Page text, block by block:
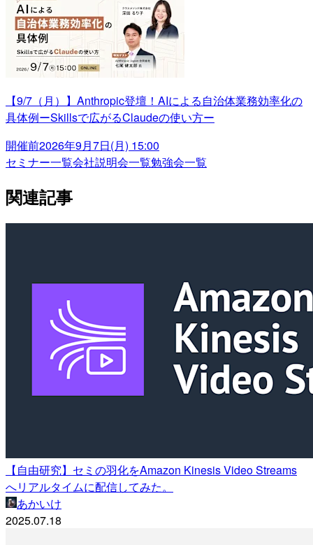
【9/7（月）】Anthropic登壇！AIによる自治体業務効率化の
具体例ーSkillsで広がるClaudeの使い方ー
開催前2026年9月7日(月) 15:00
セミナー一覧会社説明会一覧勉強会一覧
関連記事
【自由研究】セミの羽化をAmazon Kinesis Video Streams
へリアルタイムに配信してみた。
あかいけ
2025.07.18